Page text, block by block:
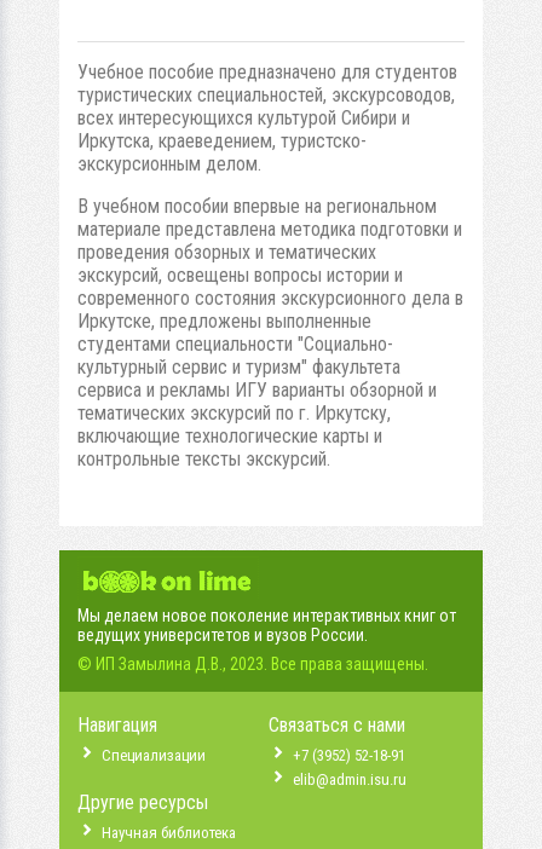
Учебное пособие предназначено для студентов
туристических специальностей, экскурсоводов,
всех интересующихся культурой Сибири и
Иркутска, краеведением, туристско-
экскурсионным делом.
В учебном пособии впервые на региональном
материале представлена методика подготовки и
проведения обзорных и тематических
экскурсий, освещены вопросы истории и
современного состояния экскурсионного дела в
Иркутске, предложены выполненные
студентами специальности "Социально-
культурный сервис и туризм" факультета
сервиса и рекламы ИГУ варианты обзорной и
тематических экскурсий по г. Иркутску,
включающие технологические карты и
контрольные тексты экскурсий.
Мы делаем новое поколение интерактивных книг от
ведущих университетов и вузов России.
© ИП Замылина Д.В., 2023. Все права защищены.
Навигация
Специализации
Другие ресурсы
Научная библиотека
Связаться с нами
+7 (3952) 52-18-91
elib@admin.isu.ru